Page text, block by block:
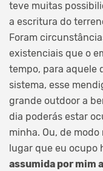
teve muitas
a escritura do
Foram
existenciais que o
tempo, para aquele
sistema, esse
grande outdoor a
dia poderás estar
minha. Ou, de
lugar que eu ocupo
assumida por mim